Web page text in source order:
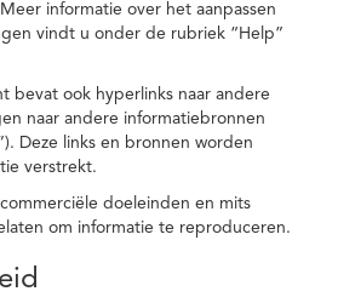
informatie over het aanpassen
vindt u onder de rubriek “Help”
bevat ook hyperlinks naar andere
naar andere informatiebronnen
Deze links en bronnen worden
verstrekt.
doeleinden en mits
om informatie te reproduceren.